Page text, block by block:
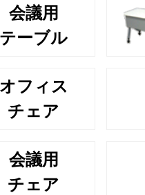
会議用
テーブル
オフィス
チェア
会議用
チェア